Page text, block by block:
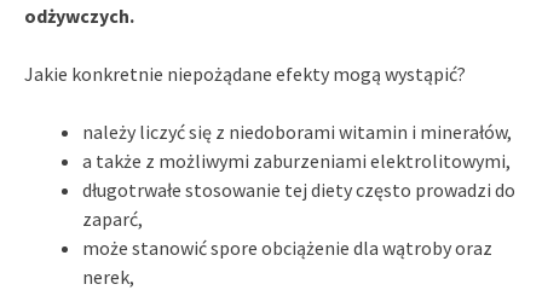
odżywczych.
Jakie konkretnie niepożądane efekty mogą wystąpić?
należy liczyć się z niedoborami witamin i minerałów,
a także z możliwymi zaburzeniami elektrolitowymi,
długotrwałe stosowanie tej diety często prowadzi do
zaparć,
może stanowić spore obciążenie dla wątroby oraz
nerek,